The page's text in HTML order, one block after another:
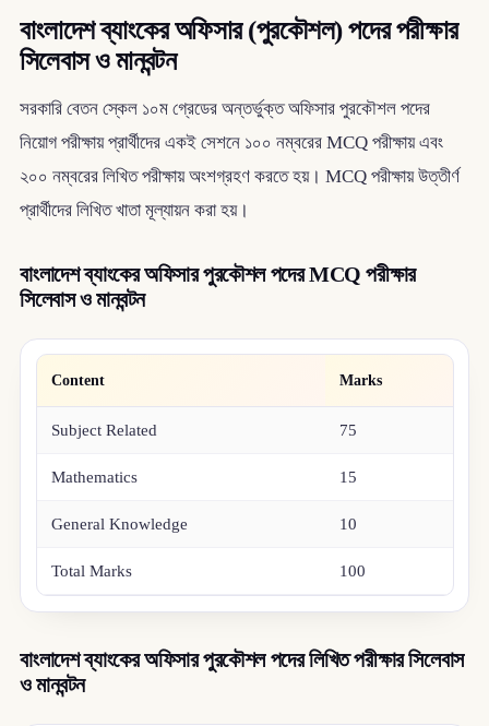
বাংলাদেশ ব্যাংকের অফিসার (পুরকৌশল) পদের পরীক্ষার
সিলেবাস ও মানবন্টন
সরকারি বেতন স্কেল ১০ম গ্রেডের অন্তর্ভুক্ত অফিসার পুরকৌশল পদের
নিয়োগ পরীক্ষায় প্রার্থীদের একই সেশনে ১০০ নম্বরের MCQ পরীক্ষায় এবং
২০০ নম্বরের লিখিত পরীক্ষায় অংশগ্রহণ করতে হয়। MCQ পরীক্ষায় উত্তীর্ণ
প্রার্থীদের লিখিত খাতা মূল্যায়ন করা হয়।
বাংলাদেশ ব্যাংকের অফিসার পুরকৌশল পদের MCQ পরীক্ষার
সিলেবাস ও মানবন্টন
Content Marks
Subject Related 75
Mathematics 15
General Knowledge 10
Total Marks 100
বাংলাদেশ ব্যাংকের অফিসার পুরকৌশল পদের লিখিত পরীক্ষার সিলেবাস
ও মানবন্টন